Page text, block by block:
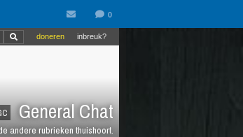
General Chat
andere rubrieken thuishoort.
inbreuk?
doneren